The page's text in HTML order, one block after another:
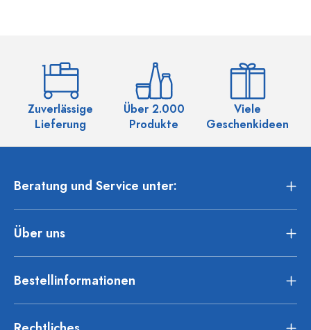
Zuverlässige
Lieferung
Über 2.000
Produkte
Viele
Geschenkideen
Beratung und Service unter:
Über uns
Bestellinformationen